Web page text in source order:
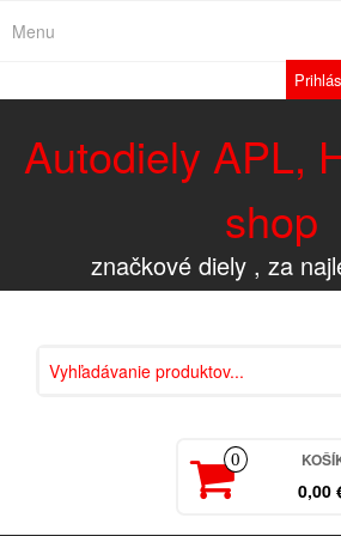
Menu
Autodiely APL,
shop
značkové diely , za
0
0,00